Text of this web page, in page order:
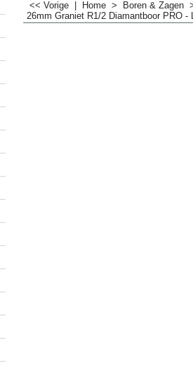
<< Vorige Home > Boren & Zagen
26mm Graniet R1/2 Diamantboor PRO -